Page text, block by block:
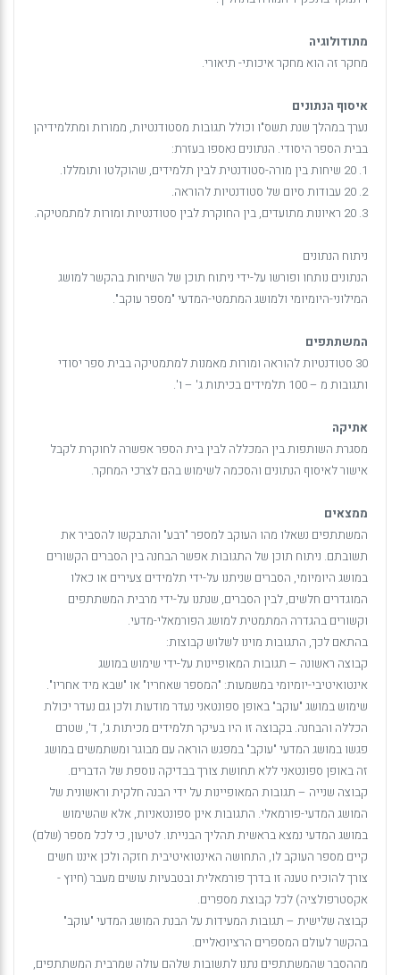
מתודולוגיה
מחקר זה הוא מחקר איכותי- תיאורי.
איסוף הנתונים
נערך במהלך שנת תשס"ו וכולל תגובות מסטודנטיות, ממורות ומתלמידיהן
בבית הספר היסודי. הנתונים נאספו בעזרת:
1. 20 שיחות בין מורה-סטודנטית לבין תלמידים, שהוקלטו ותומללו.
2. 20 עבודות סיום של סטודנטיות להוראה.
3. 20 ראיונות מתועדים, בין החוקרת לבין סטודנטיות ומורות למתמטיקה.
ניתוח הנתונים
הנתונים נותחו ופורשו על-ידי ניתוח תוכן של השיחות בהקשר למושג
המילוני-היומיומי ולמושג המתמטי-המדעי "מספר עוקב".
המשתתפים
30 סטודנטיות להוראה ומורות מאמנות למתמטיקה בבית ספר יסודי
ותגובות מ – 100 תלמידים בכיתות ג' – ו'.
אתיקה
מסגרת השותפות בין המכללה לבין בית הספר אפשרה לחוקרת לקבל
אישור לאיסוף הנתונים והסכמה לשימוש בהם לצרכי המחקר.
ממצאים
המשתתפים נשאלו מהו העוקב למספר "רבע" והתבקשו להסביר את
תשובתם. ניתוח תוכן של התגובות אפשר הבחנה בין הסברים הקשורים
במושג היומיומי, הסברים שניתנו על-ידי תלמידים צעירים או כאלו
המוגדרים חלשים, לבין הסברים, שנתנו על-ידי מרבית המשתתפים
וקשורים בהגדרה המתמטית למושג הפורמאלי-מדעי.
בהתאם לכך, התגובות מוינו לשלוש קבוצות:
קבוצה ראשונה – תגובות המאופיינות על-ידי שימוש במושג
אינטואיטיבי-יומיומי במשמעות: "המספר שאחריו" או "שבא מיד אחריו".
שימוש במושג "עוקב" באופן ספונטאני נעדר מודעות ולכן גם נעדר יכולת
הכללה והבחנה. בקבוצה זו היו בעיקר תלמידים מכיתות ג', ד', שטרם
פגשו במושג המדעי "עוקב" במפגש הוראה עם מבוגר ומשתמשים במושג
זה באופן ספונטאני ללא תחושת צורך בבדיקה נוספת של הדברים.
קבוצה שנייה – תגובות המאופיינות על ידי הבנה חלקית וראשונית של
המושג המדעי-פורמאלי. התגובות אינן ספונטאניות, אלא שהשימוש
במושג המדעי נמצא בראשית תהליך הבנייתו. לטיעון, כי לכל מספר (שלם)
קיים מספר העוקב לו, התחושה האינטואיטיבית חזקה ולכן איננו חשים
צורך להוכיח טענה זו בדרך פורמאלית ובטבעיות עושים מעבר (חיוץ -
אקסטרפולציה) לכל קבוצת מספרים.
קבוצה שלישית – תגובות המעידות על הבנת המושג המדעי "עוקב"
בהקשר לעולם המספרים הרציונאליים.
מההסבר שהמשתתפים נתנו לתשובות שלהם עולה שמרבית המשתתפים,